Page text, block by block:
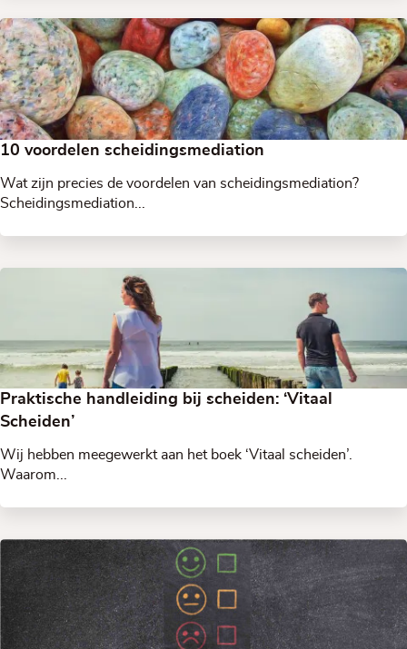
10 voordelen scheidingsmediation
Wat zijn precies de voordelen van scheidingsmediation?
Scheidingsmediation...
Praktische handleiding bij scheiden: ‘Vitaal
Scheiden’
Wij hebben meegewerkt aan het boek ‘Vitaal scheiden’.
Waarom...